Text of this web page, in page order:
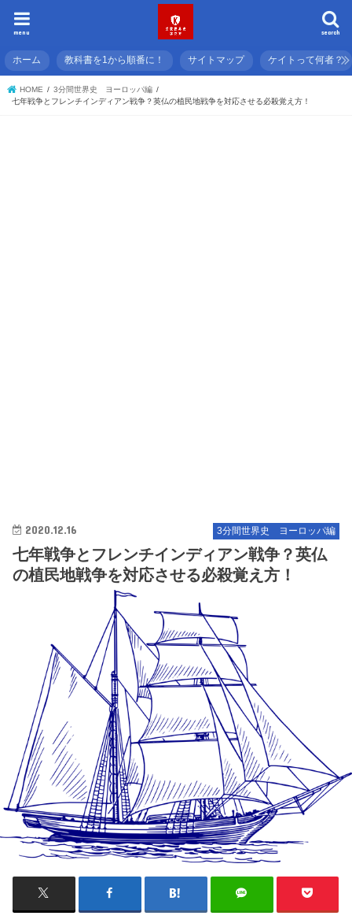
search
menu
ホーム 教科書を1から順番に！ サイトマップ ケイトって何者？
HOME
3分間世界史 ヨーロッパ編
七年戦争とフレンチインディアン戦争？英仏の植民地戦争を対応させる必殺覚え方！
3分間世界史 ヨーロッパ編
2020.12.16
七年戦争とフレンチインディアン戦争？英仏
の植民地戦争を対応させる必殺覚え方！